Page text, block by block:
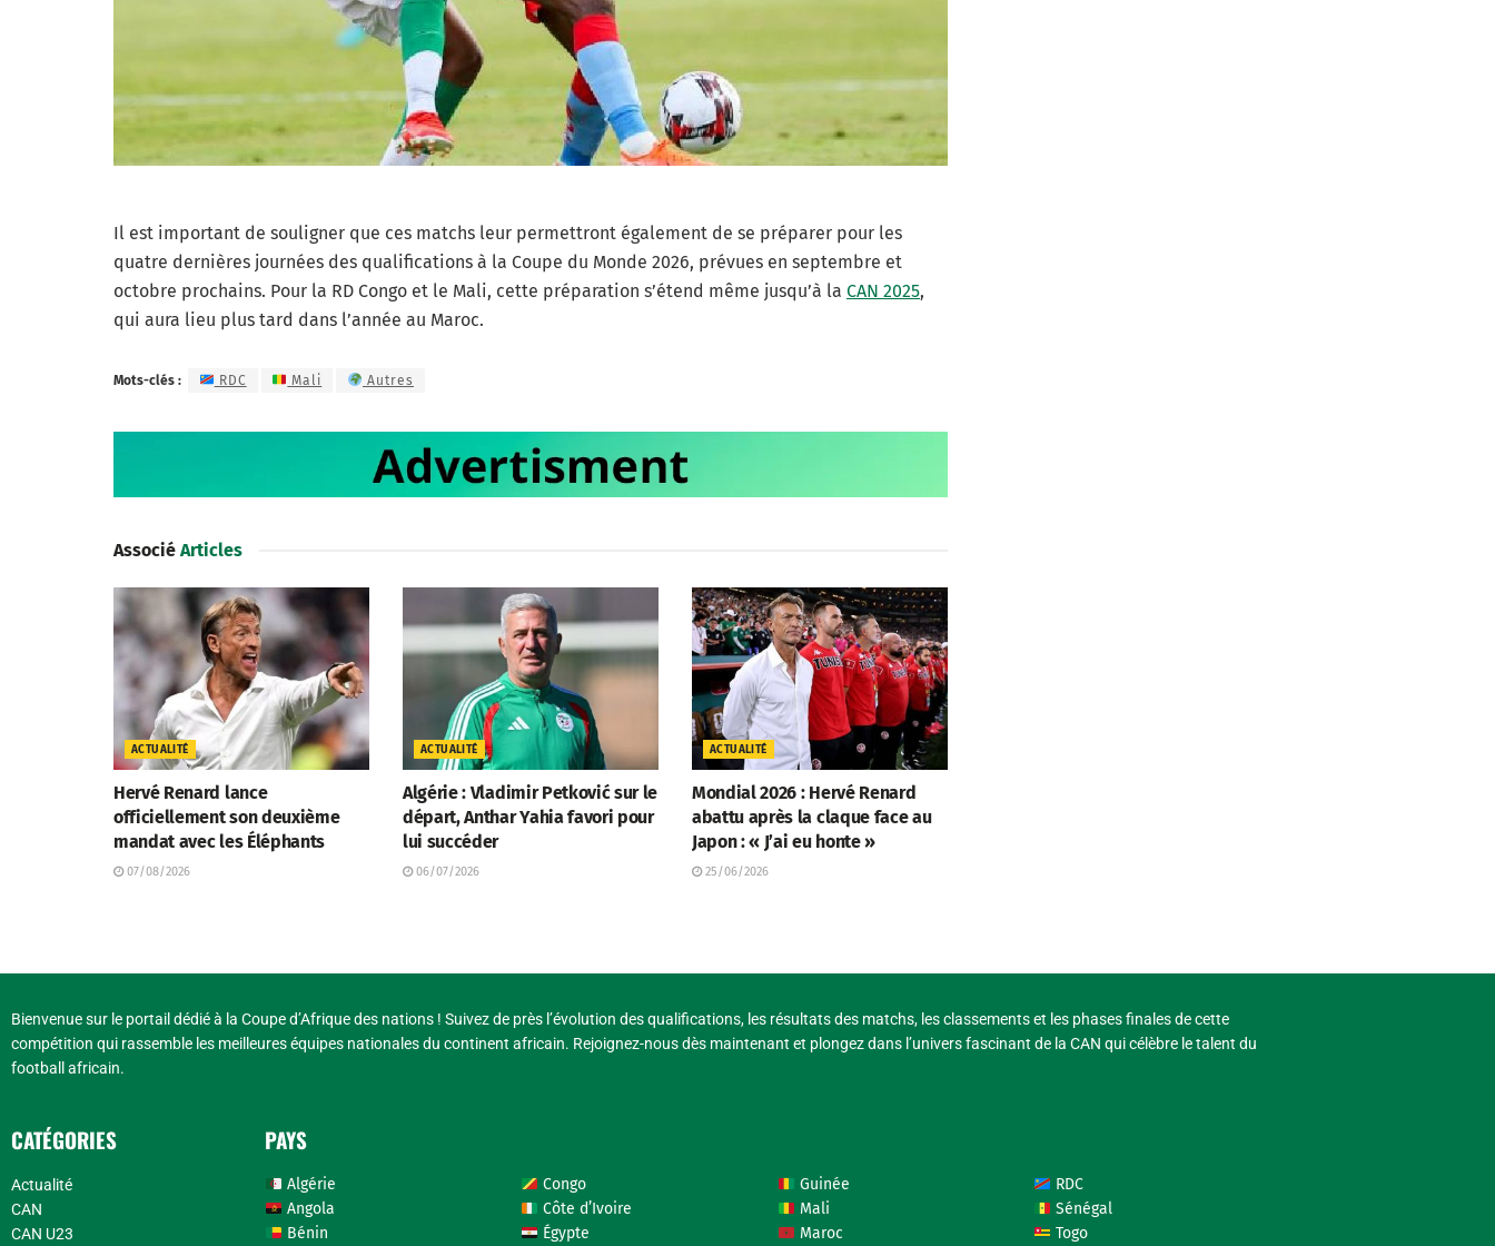
Il est important de souligner que ces matchs leur permettront également de se préparer pour les
quatre dernières journées des qualifications à la Coupe du Monde 2026, prévues en septembre et
octobre prochains. Pour la RD Congo et le Mali, cette préparation s’étend même jusqu’à la CAN 2025,
qui aura lieu plus tard dans l’année au Maroc.
Mots-clés : RDC Mali Autres
Associé Articles
ACTUALITÉ
Hervé Renard lance
officiellement son deuxième
mandat avec les Éléphants
07/08/2026
ACTUALITÉ
Algérie : Vladimir Petković sur le
départ, Anthar Yahia favori pour
lui succéder
06/07/2026
ACTUALITÉ
Mondial 2026 : Hervé Renard
abattu après la claque face au
Japon : « J’ai eu honte »
25/06/2026
Bienvenue sur le portail dédié à la Coupe d’Afrique des nations ! Suivez de près l’évolution des qualifications, les résultats des matchs, les classements et les phases finales de cette
compétition qui rassemble les meilleures équipes nationales du continent africain. Rejoignez-nous dès maintenant et plongez dans l’univers fascinant de la CAN qui célèbre le talent du
football africain.
CATÉGORIES
Actualité
CAN
CAN U23
PAYS
Algérie
Angola
Bénin
Congo
Côte d’Ivoire
Égypte
Guinée
Mali
Maroc
RDC
Sénégal
Togo